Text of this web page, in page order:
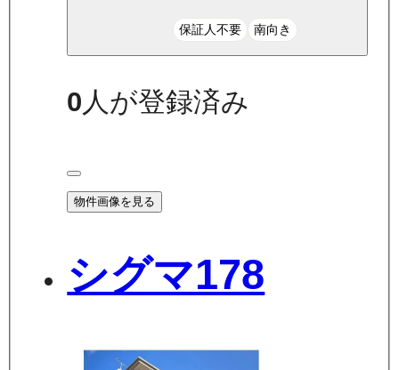
保証人不要 南向き
0人が登録済み
物件画像を見る
シグマ178